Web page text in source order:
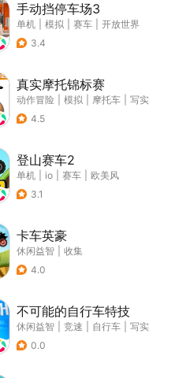
手动挡停车场3
单机 模拟 赛车
开放世界
3.4
真实摩托锦标赛
动作冒险 模拟 摩托车
写实
4.5
登山赛车2
单机 io 赛车
欧美风
3.1
卡车英豪
休闲益智
收集
4.0
不可能的自行车特技
休闲益智 竞速 自行车
写实
0.0